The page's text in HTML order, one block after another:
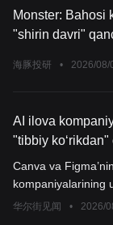
ikkinchi chorakda
net sotib oldi, shu
10 milliard dollar
Berkshire
Monster: Bahosi
"shirin davri"
海豚投研 • 2026/08/
AI ilova
"tibbiy ko‘rikdan"
esa mulohaza
Canva va
kompaniyalarining
xulosalash
华尔街见闻 • 2026/